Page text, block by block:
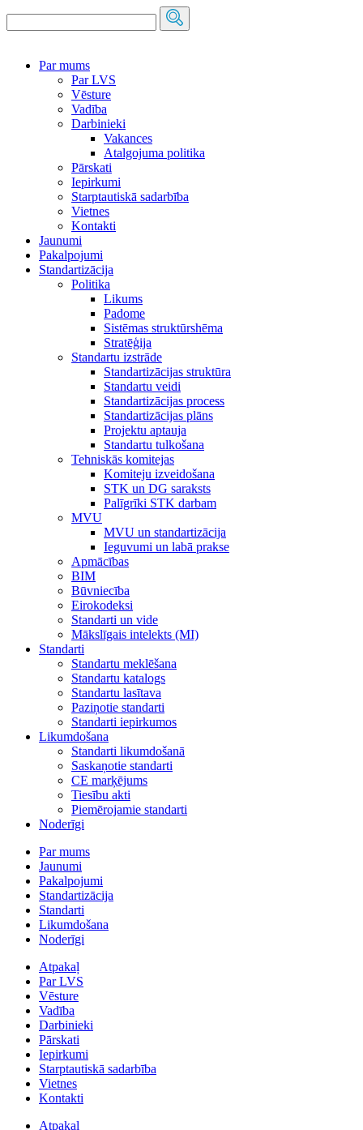
Par mums
Par LVS
Vēsture
Vadība
Darbinieki
Vakances
Atalgojuma politika
Pārskati
Iepirkumi
Starptautiskā sadarbība
Vietnes
Kontakti
Jaunumi
Pakalpojumi
Standartizācija
Politika
Likums
Padome
Sistēmas struktūrshēma
Stratēģija
Standartu izstrāde
Standartizācijas struktūra
Standartu veidi
Standartizācijas process
Standartizācijas plāns
Projektu aptauja
Standartu tulkošana
Tehniskās komitejas
Komiteju izveidošana
STK un DG saraksts
Palīgrīki STK darbam
MVU
MVU un standartizācija
Ieguvumi un labā prakse
Apmācības
BIM
Būvniecība
Eirokodeksi
Standarti un vide
Mākslīgais intelekts (MI)
Standarti
Standartu meklēšana
Standartu katalogs
Standartu lasītava
Paziņotie standarti
Standarti iepirkumos
Likumdošana
Standarti likumdošanā
Saskaņotie standarti
CE marķējums
Tiesību akti
Piemērojamie standarti
Noderīgi
Par mums
Jaunumi
Pakalpojumi
Standartizācija
Standarti
Likumdošana
Noderīgi
Atpakaļ
Par LVS
Vēsture
Vadība
Darbinieki
Pārskati
Iepirkumi
Starptautiskā sadarbība
Vietnes
Kontakti
Atpakaļ